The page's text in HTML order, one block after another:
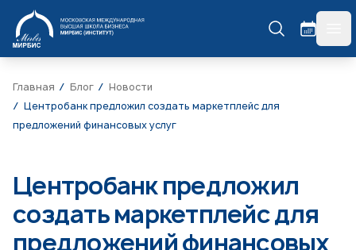
МИРБИС
Главная Блог
Новости
Центробанк предложил создать маркетплейс для
предложений финансовых услуг
Центробанк предложил
создать маркетплейс для
предложений финансовых